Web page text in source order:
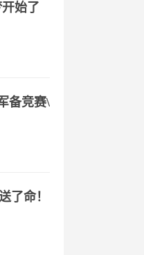
始了
备竞赛\"
了命！